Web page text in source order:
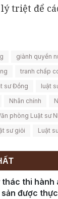
triệt để
giành quyền
tranh chấp
sư Đồng
luật
Nhân chính
phòng Luật sư
sư giỏi Luật
thác thi hành
được